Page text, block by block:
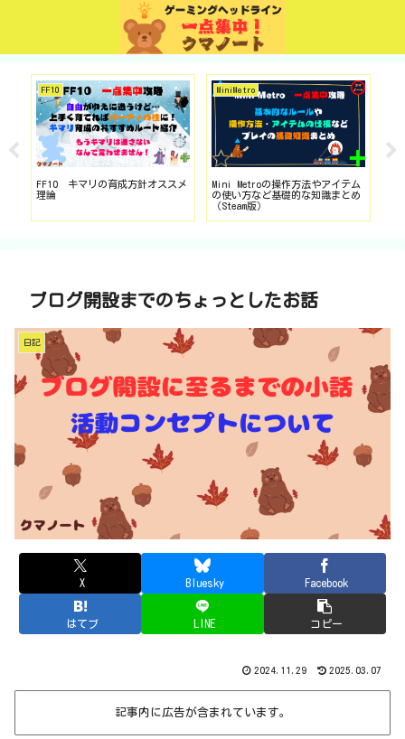
FF10
FF10 キマリの育成方針オススメ
理論
MiniMetro
Mini Metroの操作方法やアイテム
の使い方など基礎的な知識まとめ
（Steam版）
ブログ開設までのちょっとしたお話
日記
X Bluesky Facebook
はてブ LINE コピー
2024.11.29 2025.03.07
記事内に広告が含まれています。